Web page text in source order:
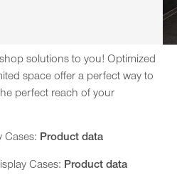
solutions to you! Optimized
space offer a perfect way to
perfect reach of your
Cases: Product data
Cases: Product data